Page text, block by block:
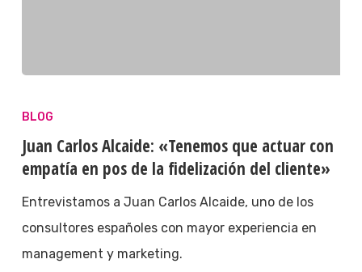
BLOG
Juan Carlos Alcaide: «Tenemos que actuar con
empatía en pos de la fidelización del cliente»
Entrevistamos a Juan Carlos Alcaide, uno de los
consultores españoles con mayor experiencia en
management y marketing.